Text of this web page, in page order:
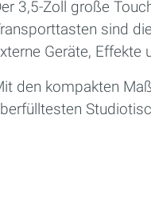
3,5-Zoll große
sind
Geräte,
den kompakten